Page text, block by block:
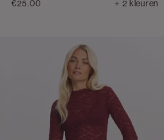
€25.00
+ 2 kleuren